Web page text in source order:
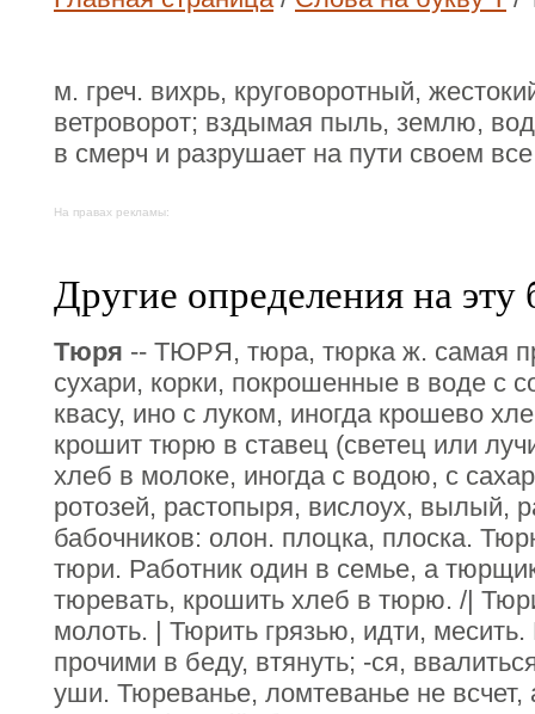
м. греч. вихрь, круговоротный,
ветроворот; вздымая пыль, землю,
в смерч и разрушает на пути своем
На правах рекламы:
Другие определения на эту
Тюря -- ТЮРЯ, тюра, тюрка ж. самая
сухари, корки, покрошенные в воде с
квасу, ино с луком, иногда крошево
крошит тюрю в ставец (светец или
хлеб в молоке, иногда с водою, с
ротозей, растопыря, вислоух, вылый,
бабочников: олон. плоцка, плоска.
тюри. Работник один в семье, а
тюревать, крошить хлеб в тюрю. /|
молоть. | Тюрить грязью, идти, месить.
прочими в беду, втянуть; -ся,
уши. Тюреванье, ломтеванье не всчет,